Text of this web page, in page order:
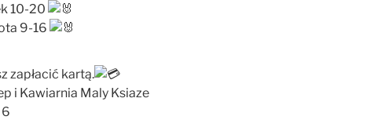
10-20
9-16
zapłacić kartą.
i Kawiarnia Maly Ksiaze